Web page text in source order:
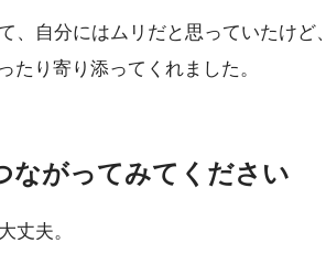
、自分にはムリだと思っていたけど、
たり寄り添ってくれました。
がってみてください
丈夫。